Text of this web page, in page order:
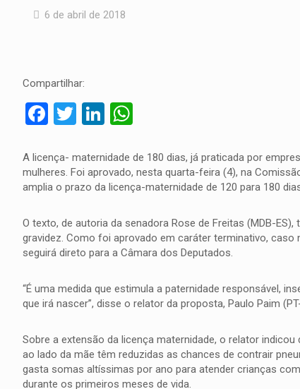
6 de abril de 2018
Compartilhar:
Facebook
TwitterLinkedIn
WhatsApp
A licença- maternidade de 180 dias, já praticada por
mulheres. Foi aprovado, nesta quarta-feira (4), na
amplia o prazo da licença-maternidade de 120 para 180
O texto, de autoria da senadora Rose de Freitas (MDB-
gravidez. Como foi aprovado em caráter terminativo,
seguirá direto para a Câmara dos Deputados.
“É uma medida que estimula a paternidade responsável,
que irá nascer”, disse o relator da proposta, Paulo Paim
Sobre a extensão da licença maternidade, o relator
ao lado da mãe têm reduzidas as chances de contrair
gasta somas altíssimas por ano para atender crianças
durante os primeiros meses de vida.